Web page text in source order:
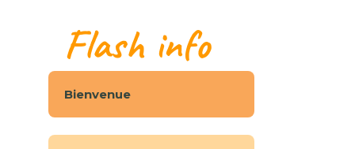
Flash info
Bienvenue